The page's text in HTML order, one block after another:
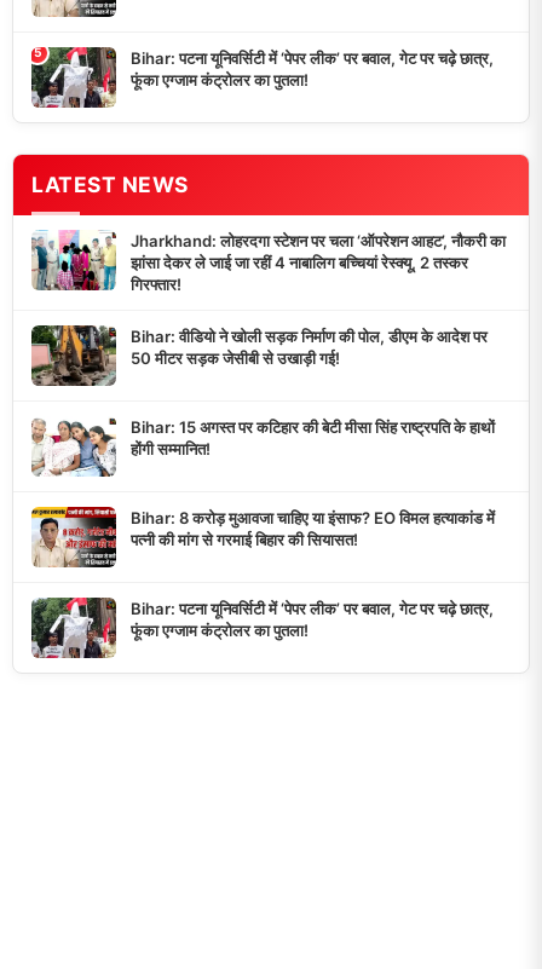
5
Bihar: पटना यूनिवर्सिटी में ‘पेपर लीक’ पर बवाल, गेट पर चढ़े छात्र,
फूंका एग्जाम कंट्रोलर का पुतला!
LATEST NEWS
Jharkhand: लोहरदगा स्टेशन पर चला ‘ऑपरेशन आहट’, नौकरी का
झांसा देकर ले जाई जा रहीं 4 नाबालिग बच्चियां रेस्क्यू, 2 तस्कर
गिरफ्तार!
Bihar: वीडियो ने खोली सड़क निर्माण की पोल, डीएम के आदेश पर
50 मीटर सड़क जेसीबी से उखाड़ी गई!
Bihar: 15 अगस्त पर कटिहार की बेटी मीसा सिंह राष्ट्रपति के हाथों
होंगी सम्मानित!
Bihar: 8 करोड़ मुआवजा चाहिए या इंसाफ? EO विमल हत्याकांड में
पत्नी की मांग से गरमाई बिहार की सियासत!
Bihar: पटना यूनिवर्सिटी में ‘पेपर लीक’ पर बवाल, गेट पर चढ़े छात्र,
फूंका एग्जाम कंट्रोलर का पुतला!